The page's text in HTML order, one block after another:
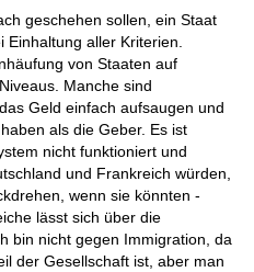
geschehen sollen, ein Staat
aller Kriterien.
von Staaten auf
Manche sind
Geld einfach aufsaugen und
als die Geber. Es ist
nicht funktioniert und
und Frankreich würden,
wenn sie könnten -
lässt sich über die
bin nicht gegen Immigration, da
der Gesellschaft ist, aber man